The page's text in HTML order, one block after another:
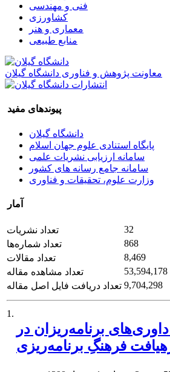
فنی و مهندسی
کشاورزی
معماری و هنر
منابع طبیعی
معاونت پژوهش و فناوری دانشگاه گیلان
پیوندهای مفید
دانشگاه گیلان
پایگاه استنادی علوم جهان اسلام
سامانه ارزیابی نشریات علمی
سامانه جامع رسانه های کشور
وزارت علوم، تحقیقات و فناوری
آمار
تعداد نشریات
32
تعداد شماره‌ها
868
تعداد مقالات
8,469
تعداد مشاهده مقاله
53,594,178
تعداد دریافت فایل اصل مقاله 9,704,298
1.
برنامه‌ریزان در
فرهنگِ برنامه‌ریزی